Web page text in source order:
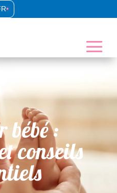
•
bébé :
conseils